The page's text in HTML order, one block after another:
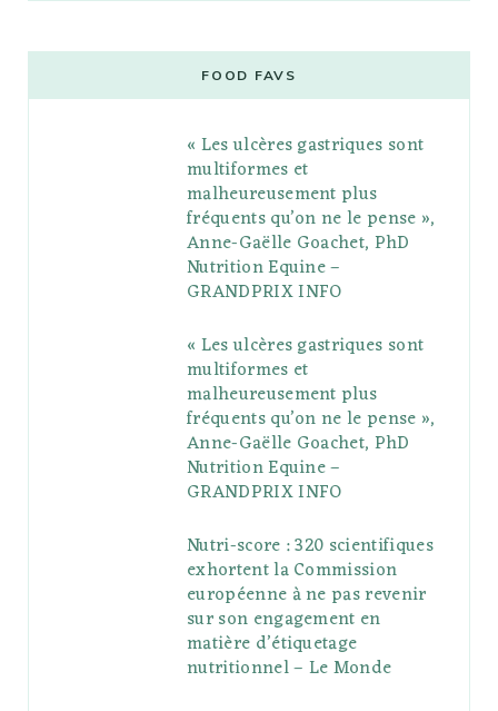
b
t
g
l
e
P
l
s
t
a
g
r
a
m
e
r
e
s
o
l
r
FOOD FAVS
« Les ulcères gastriques sont
multiformes et
malheureusement plus
fréquents qu’on ne le pense »,
Anne-Gaëlle Goachet, PhD
Nutrition Equine –
GRANDPRIX INFO
« Les ulcères gastriques sont
multiformes et
malheureusement plus
fréquents qu’on ne le pense »,
Anne-Gaëlle Goachet, PhD
Nutrition Equine –
GRANDPRIX INFO
Nutri-score : 320 scientifiques
exhortent la Commission
européenne à ne pas revenir
sur son engagement en
matière d’étiquetage
nutritionnel – Le Monde